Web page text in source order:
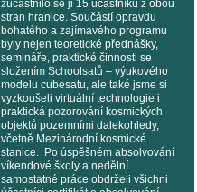
zúčastnilo se ji 15 účastníků z obou
stran hranice. Součástí opravdu
bohatého a zajímavého programu
byly nejen teoretické přednášky,
semináře, praktické činnosti se
složením Schoolsatů – výukového
modelu cubesatu, ale také jsme si
vyzkoušeli virtuální technologie i
praktická pozorování kosmických
objektů pozemními dalekohledy,
včetně Mezinárodní kosmické
stanice. Po úspěšném absolvování
víkendové školy a nedělní
samostatné práce obdrželi všichni